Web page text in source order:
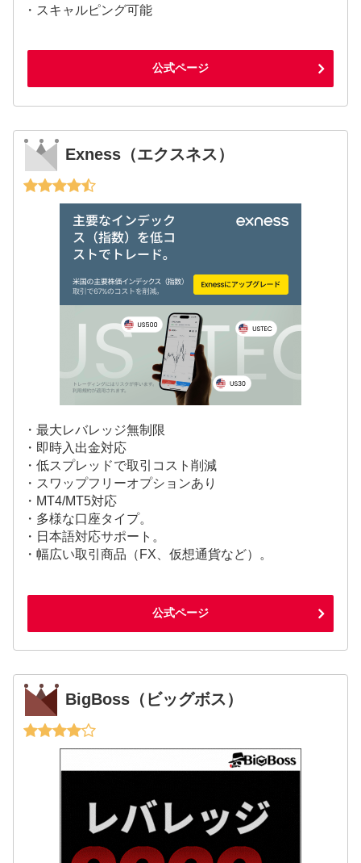
・スキャルピング可能
公式ページ
Exness（エクスネス）
・最大レバレッジ無制限
・即時入出金対応
・低スプレッドで取引コスト削減
・スワップフリーオプションあり
・MT4/MT5対応
・多様な口座タイプ。
・日本語対応サポート。
・幅広い取引商品（FX、仮想通貨など）。
公式ページ
BigBoss（ビッグボス）